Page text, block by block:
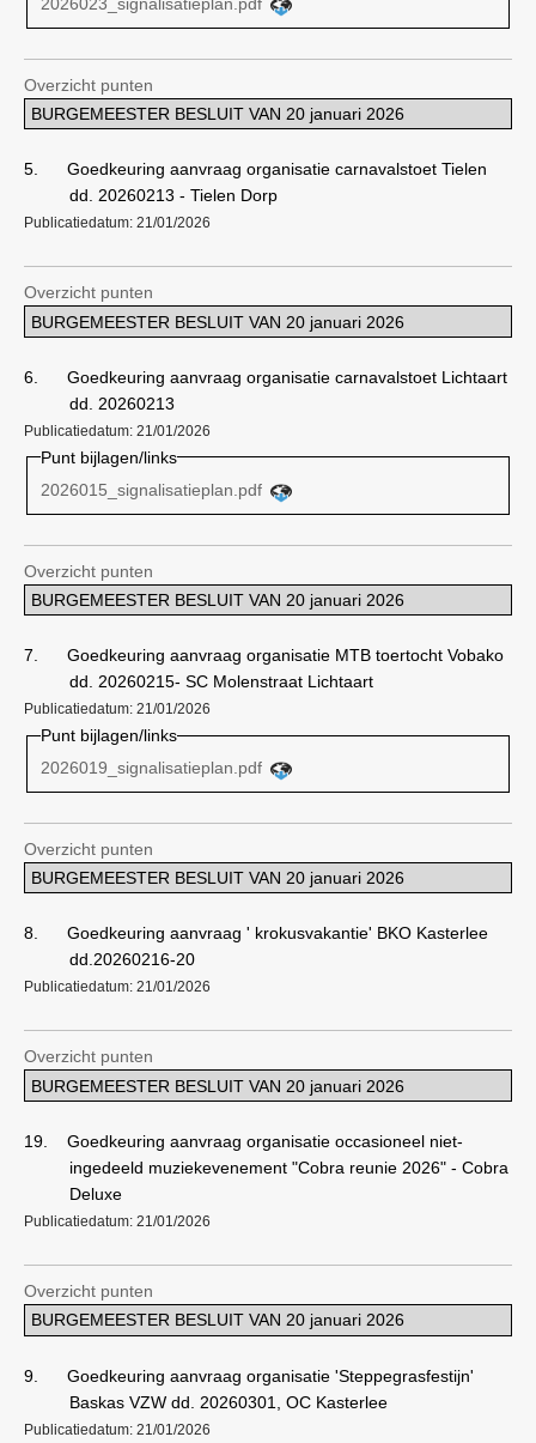
Overzicht punten
BURGEMEESTER BESLUIT VAN 20 januari 2026
5.
Goedkeuring aanvraag organisatie carnavalstoet Tielen
dd. 20260213 - Tielen Dorp
Publicatiedatum: 21/01/2026
Overzicht punten
BURGEMEESTER BESLUIT VAN 20 januari 2026
6.
Goedkeuring aanvraag organisatie carnavalstoet Lichtaart
dd. 20260213
Publicatiedatum: 21/01/2026
Punt bijlagen/links
2026015_signalisatieplan.pdf
Overzicht punten
BURGEMEESTER BESLUIT VAN 20 januari 2026
7.
Goedkeuring aanvraag organisatie MTB toertocht Vobako
dd. 20260215- SC Molenstraat Lichtaart
Publicatiedatum: 21/01/2026
Punt bijlagen/links
2026019_signalisatieplan.pdf
Overzicht punten
BURGEMEESTER BESLUIT VAN 20 januari 2026
8.
Goedkeuring aanvraag ' krokusvakantie' BKO Kasterlee
dd.20260216-20
Publicatiedatum: 21/01/2026
Overzicht punten
BURGEMEESTER BESLUIT VAN 20 januari 2026
19.
Goedkeuring aanvraag organisatie occasioneel niet-
ingedeeld muziekevenement "Cobra reunie 2026" - Cobra
Deluxe
Publicatiedatum: 21/01/2026
Overzicht punten
BURGEMEESTER BESLUIT VAN 20 januari 2026
9.
Goedkeuring aanvraag organisatie 'Steppegrasfestijn'
Baskas VZW dd. 20260301, OC Kasterlee
Publicatiedatum: 21/01/2026